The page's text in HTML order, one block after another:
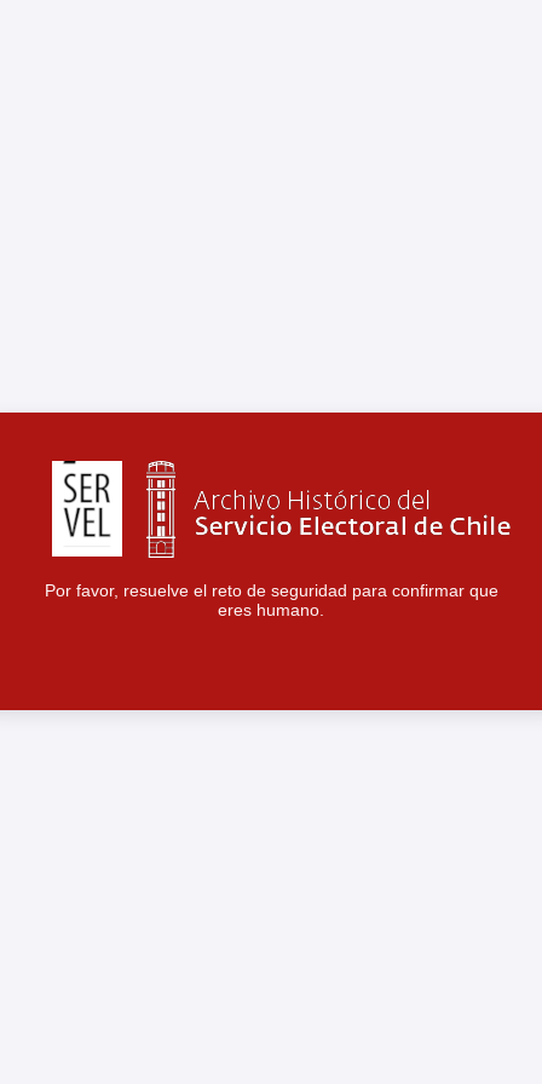
Por favor, resuelve el reto de seguridad para confirmar que
eres humano.